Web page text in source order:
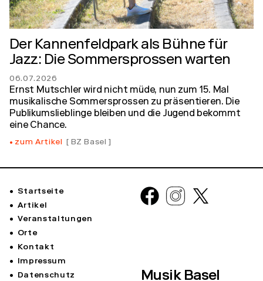
Der Kannenfeldpark als Bühne für
Jazz: Die Sommersprossen warten
06.07.2026
Ernst Mutschler wird nicht müde, nun zum 15. Mal
musikalische Sommersprossen zu präsentieren. Die
Publikumslieblinge bleiben und die Jugend bekommt
eine Chance.
zum Artikel BZ Basel
Startseite
Artikel
Veranstaltungen
Orte
Kontakt
Impressum
Datenschutz
Musik Basel